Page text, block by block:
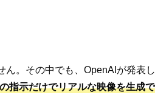
。その中でも、OpenAIが発表
指示だけでリアルな映像を生成